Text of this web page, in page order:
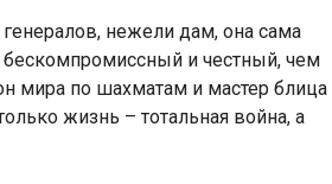
нежели дам, она сама
бескомпромиссный и честный, чем
мира по шахматам и мастер блица
жизнь – тотальная война, а